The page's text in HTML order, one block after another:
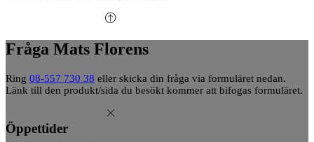
Fråga Mats Florens
Ring 08-557 730 38 eller skicka din fråga via formuläret nedan.
Länk till den produkt/sida du besökt kommer att bifogas formuläret.
Öppettider